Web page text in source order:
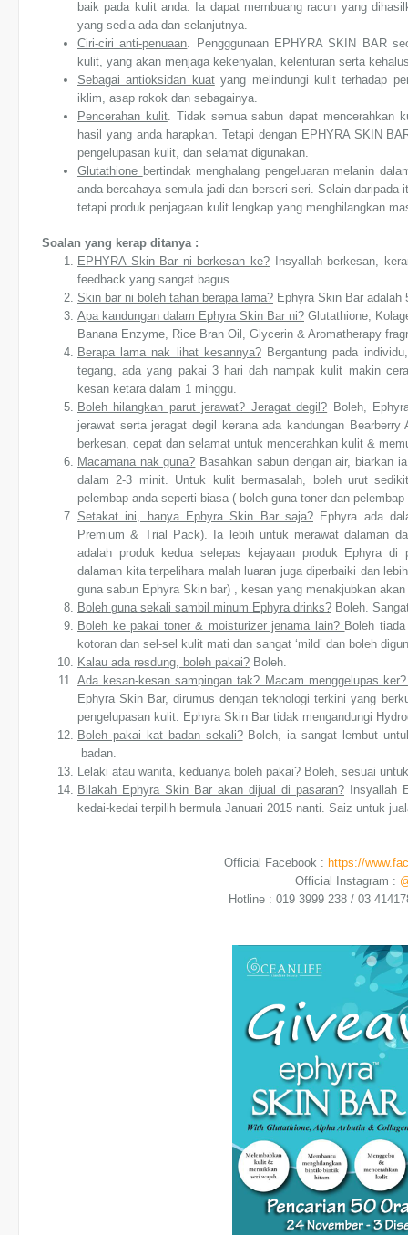
baik pada kulit anda. Ia dapat membuang racun yang
yang sedia ada dan selanjutnya.
Ciri-ciri anti-penuaan . Pengggunaan EPHYRA SKIN BAR
kulit, yang akan menjaga kekenyalan, kelenturan serta
Sebagai antioksidan kuatyang melindungi kulit terhadap
iklim, asap rokok dan sebagainya.
Pencerahan kulit. Tidak semua sabun dapat mencerahkan
hasil yang anda harapkan. Tetapi dengan EPHYRA SKIN
pengelupasan kulit, dan selamat digunakan.
Glutathione bertindak menghalang pengeluaran melanin
anda bercahaya semula jadi dan berseri-seri. Selain
tetapi produk penjagaan kulit lengkap yang menghilangkan
Soalan yang kerap ditanya :
EPHYRA Skin Bar ni berkesan ke?Insyallah berkesan,
feedback yang sangat bagus
Skin bar ni boleh tahan berapa lama? Ephyra Skin Bar adalah
Apa kandungan dalam Ephyra Skin Bar ni? Glutathione,
Banana Enzyme, Rice Bran Oil, Glycerin & Aromatherapy
Berapa lama nak lihat kesannya?Bergantung pada
tegang, ada yang pakai 3 hari dah nampak kulit makin
kesan ketara dalam 1 minggu.
Boleh hilangkan parut jerawat? Jeragat degil? Boleh,
jerawat serta jeragat degil kerana ada kandungan
berkesan, cepat dan selamat untuk mencerahkan kulit &
Macamana nak guna? Basahkan sabun dengan air, biarkan
dalam 2-3 minit. Untuk kulit bermasalah, boleh urut
pelembap anda seperti biasa ( boleh guna toner dan
Setakat ini, hanya Ephyra Skin Bar saja? Ephyra ada
Premium & Trial Pack). Ia lebih untuk merawat dalaman
adalah produk kedua selepas kejayaan produk Ephyra di
dalaman kita terpelihara malah luaran juga diperbaiki dan
guna sabun Ephyra Skin bar) , kesan yang menakjubkan
Boleh guna sekali sambil minum Ephyra drinks? Boleh.
Boleh ke pakai toner & moisturizer jenama lain? Boleh
kotoran dan sel-sel kulit mati dan sangat ‘mild’ dan boleh
Kalau ada resdung, boleh pakai? Boleh.
Ada kesan-kesan sampingan tak? Macam menggelupas
Ephyra Skin Bar, dirumus dengan teknologi terkini yang
pengelupasan kulit. Ephyra Skin Bar tidak mengandungi
Boleh pakai kat badan sekali?Boleh, ia sangat lembut
badan.
Lelaki atau wanita, keduanya boleh pakai? Boleh, sesuai
Bilakah Ephyra Skin Bar akan dijual di pasaran? Insyallah
kedai-kedai terpilih bermula Januari 2015 nanti. Saiz untuk
Official Facebook : https://
Official Instagram :
Hotline : 019 3999 238 / 03